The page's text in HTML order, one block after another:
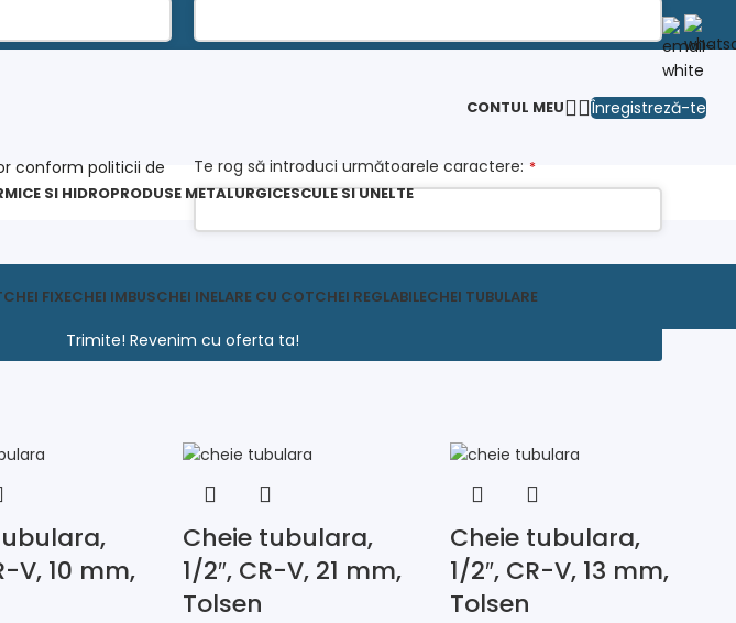
conform politicii de
Te rog să introduci următoarele caractere: *
Trimite! Revenim cu oferta ta!
CONTUL MEU Înregistreză-te
SI HIDROPRODUSE METALURGICESCULE SI UNELTE
CHEI FIXECHEI IMBUSCHEI INELARE CU COTCHEI REGLABILECHEI TUBULARE
Chei
Chei tubulare
V, 10 mm,
Cheie tubulara,
1/2″, CR-V, 21 mm,
Tolsen
Cheie tubulara,
1/2″, CR-V, 13 mm,
Tolsen